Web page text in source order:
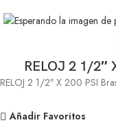
RELOJ 2 1/2″
RELOJ 2 1/2″ X 200 PSI
Añadir Favoritos